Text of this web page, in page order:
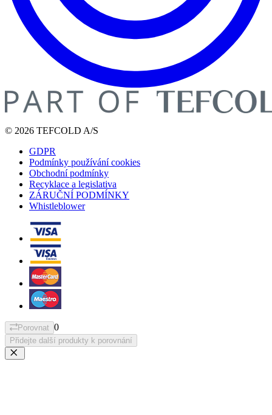
© 2026 TEFCOLD A/S
GDPR
Podmínky používání cookies
Obchodní podmínky
Recyklace a legislativa
ZÁRUČNÍ PODMÍNKY
Whistleblower
Porovnat 0
Přidejte další produkty k porovnání